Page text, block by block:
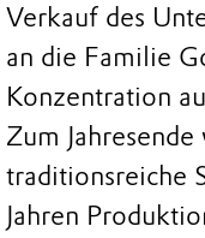
Verkauf des
an die Familie
Konzentration
Zum
traditionsreiche
Jahren